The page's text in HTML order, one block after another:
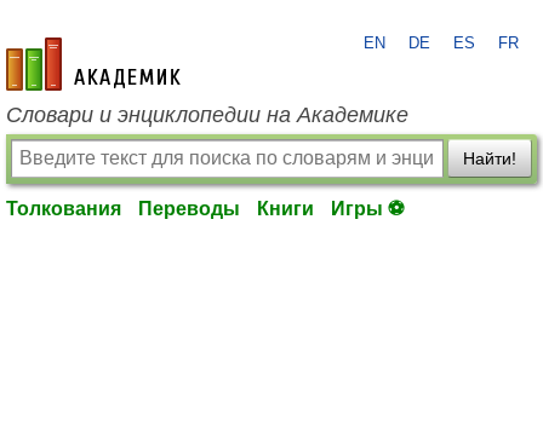
academic.ru
EN DE ES FR
Словари и энциклопедии на Академике
Найти!
Толкования Переводы Книги Игры ⚽